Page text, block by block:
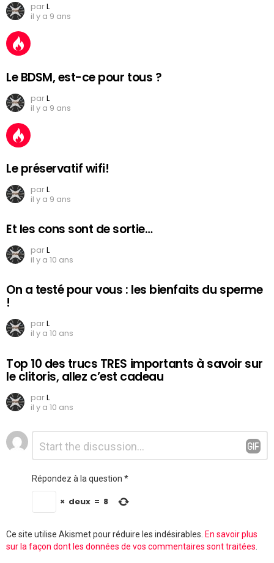
parL
il y a 9 ans
Le BDSM, est-ce pour tous ?
parL
il y a 9 ans
Le préservatif wifi!
parL
il y a 9 ans
Et les cons sont de sortie…
parL
il y a 10 ans
On a testé pour vous : les bienfaits du sperme
!
parL
il y a 10 ans
Top 10 des trucs TRES importants à savoir sur
le clitoris, allez c’est cadeau
parL
il y a 10 ans
Laisser
un
commentaire
Commentaire
Répondez à la question *
× deux = 8
Ce site utilise Akismet pour réduire les indésirables. En savoir plus
sur la façon dont les données de vos commentaires sont traitées